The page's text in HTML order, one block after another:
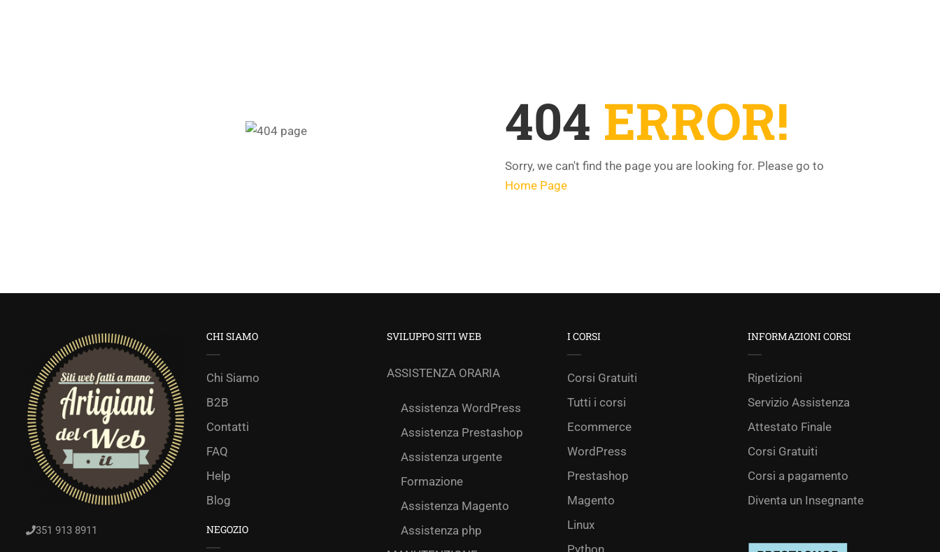
404 ERROR!
Sorry, we can't find the page you are looking for. Please go to
Home Page
351 913 8911
CHI SIAMO
Chi Siamo
B2B
Contatti
FAQ
Help
Blog
NEGOZIO
SVILUPPO SITI WEB
ASSISTENZA ORARIA
Assistenza WordPress
Assistenza Prestashop
Assistenza urgente
Formazione
Assistenza Magento
Assistenza php
I CORSI
Corsi Gratuiti
Tutti i corsi
Ecommerce
WordPress
Prestashop
Magento
Linux
Python
INFORMAZIONI CORSI
Ripetizioni
Servizio Assistenza
Attestato Finale
Corsi Gratuiti
Corsi a pagamento
Diventa un Insegnante